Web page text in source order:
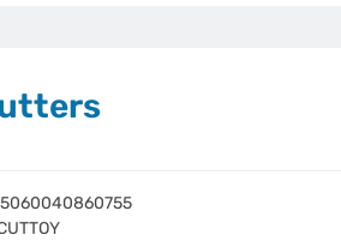
5060040860755